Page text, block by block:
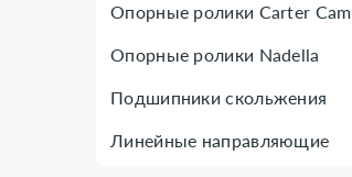
Опорные ролики Carter Cam
Опорные ролики Nadella
Подшипники скольжения
Линейные направляющие